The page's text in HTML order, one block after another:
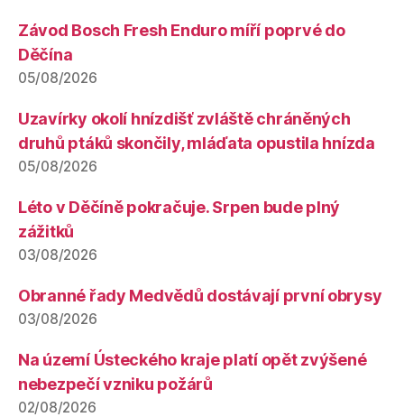
Závod Bosch Fresh Enduro míří poprvé do
Děčína
05/08/2026
Uzavírky okolí hnízdišť zvláště chráněných
druhů ptáků skončily, mláďata opustila hnízda
05/08/2026
Léto v Děčíně pokračuje. Srpen bude plný
zážitků
03/08/2026
Obranné řady Medvědů dostávají první obrysy
03/08/2026
Na území Ústeckého kraje platí opět zvýšené
nebezpečí vzniku požárů
02/08/2026